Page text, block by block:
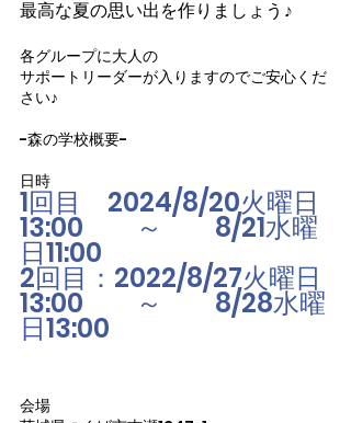
最高な夏の思い出を作りましょう♪
各グループに大人の
サポートリーダーが入りますのでご安心くだ
さい♪
-森の学校概要-
日時
1回目　2024/8/20火曜日
13:00　　～　　8/21水曜
日11:00
2回目：2022/8/27火曜日
13:00　　～　　8/28水曜
日13:00
会場